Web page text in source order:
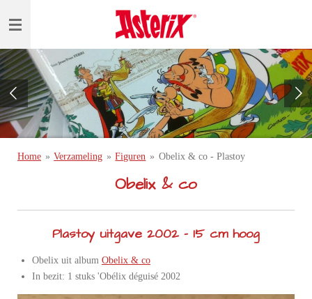
direct
de
hoofdinhoud
Home » Verzameling » Figuren » Obelix & co - Plastoy
Obelix & co
Plastoy uitgave 2002 - 15 cm hoog
Obelix uit album Obelix & co
In bezit: 1 stuks 'Obélix déguisé 2002